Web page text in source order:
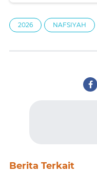
2026 NAFSIYAH
Berita Terkait